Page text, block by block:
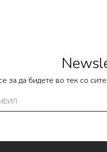
за да бидете во тек со